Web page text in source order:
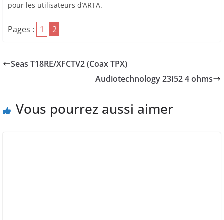
pour les utilisateurs d’ARTA.
Pages : 1 2
Seas T18RE/XFCTV2 (Coax TPX)
Audiotechnology 23I52 4 ohms
Vous pourrez aussi aimer